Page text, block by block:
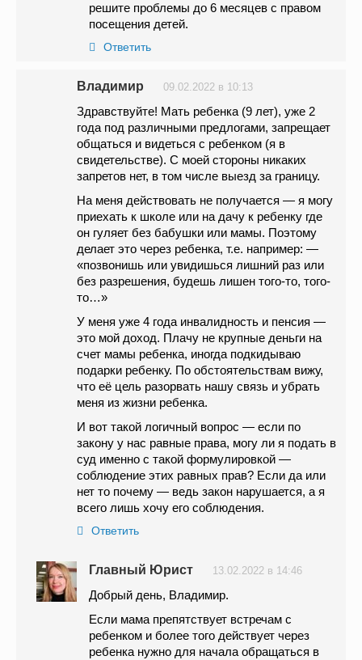
решите проблемы до 6 месяцев с правом
посещения детей.
Ответить
Владимир 09.02.2022 в 10:13
Здравствуйте! Мать ребенка (9 лет), уже 2
года под различными предлогами, запрещает
общаться и видеться с ребенком (я в
свидетельстве). С моей стороны никаких
запретов нет, в том числе выезд за границу.
На меня действовать не получается — я могу
приехать к школе или на дачу к ребенку где
он гуляет без бабушки или мамы. Поэтому
делает это через ребенка, т.е. например: —
«позвонишь или увидишься лишний раз или
без разрешения, будешь лишен того-то, того-
то…»
У меня уже 4 года инвалидность и пенсия —
это мой доход. Плачу не крупные деньги на
счет мамы ребенка, иногда подкидываю
подарки ребенку. По обстоятельствам вижу,
что её цель разорвать нашу связь и убрать
меня из жизни ребенка.
И вот такой логичный вопрос — если по
закону у нас равные права, могу ли я подать в
суд именно с такой формулировкой —
соблюдение этих равных прав? Если да или
нет то почему — ведь закон нарушается, а я
всего лишь хочу его соблюдения.
Ответить
Главный Юрист 13.02.2022 в 14:46
Добрый день, Владимир.
Если мама препятствует встречам с
ребенком и более того действует через
ребенка нужно для начала обращаться в